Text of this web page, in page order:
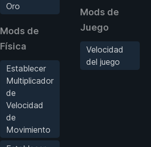
Oro
Mods de
Física
Establecer
Multiplicador
de
Velocidad
de
Movimiento
Mods de
Juego
Velocidad
del juego